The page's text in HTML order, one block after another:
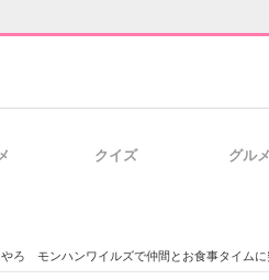
クイズ グルメ
モンハンワイルズで仲間とお食事タイムに突入した